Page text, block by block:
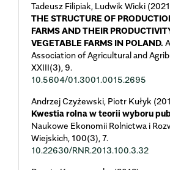
Tadeusz Filipiak, Ludwik Wicki
THE STRUCTURE OF
FARMS AND THEIR
VEGETABLE FARMS IN POLAND.
Association of Agricultural and
XXIII(3), 9.
10.5604/01.3001.0015.2695
Andrzej Czyżewski, Piotr Kułyk
Kwestia rolna w teorii wyboru
Naukowe Ekonomii Rolnictwa i
Wiejskich, 100(3),7.
10.22630/RNR.2013.100.3.32